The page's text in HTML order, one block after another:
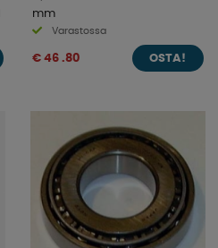
mm
Varastossa
€ 46 .80 OSTA!